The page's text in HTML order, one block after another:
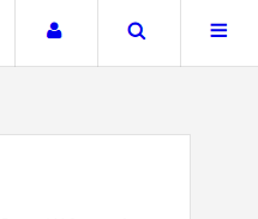
Uw accountZoeken